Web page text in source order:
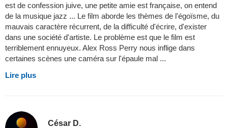
est de confession juive, une petite amie est française, on entend
de la musique jazz ... Le film aborde les thèmes de l'égoïsme, du
mauvais caractère récurrent, de la difficulté d'écrire, d'exister
dans une société d'artiste. Le problème est que le film est
terriblement ennuyeux. Alex Ross Perry nous inflige dans
certaines scènes une caméra sur l'épaule mal ...
Lire plus
César D.